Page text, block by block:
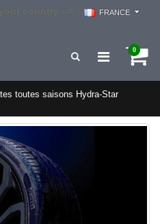
FRANCE
0
toutes saisons Hydra-Star